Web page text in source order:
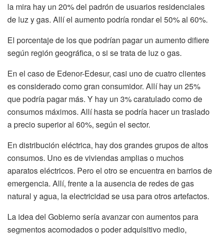
la mira hay un 20% del padrón de usuarios residenciales
de luz y gas. Allí el aumento podría rondar el 50% al 60%.
El porcentaje de los que podrían pagar un aumento difiere
según región geográfica, o si se trata de luz o gas.
En el caso de Edenor-Edesur, casi uno de cuatro clientes
es considerado como gran consumidor. Allí hay un 25%
que podría pagar más. Y hay un 3% caratulado como de
consumos máximos. Allí hasta se podría hacer un traslado
a precio superior al 60%, según el sector.
En distribución eléctrica, hay dos grandes grupos de altos
consumos. Uno es de viviendas amplias o muchos
aparatos eléctricos. Pero el otro se encuentra en barrios de
emergencia. Allí, frente a la ausencia de redes de gas
natural y agua, la electricidad se usa para otros artefactos.
La idea del Gobierno sería avanzar con aumentos para
segmentos acomodados o poder adquisitivo medio,